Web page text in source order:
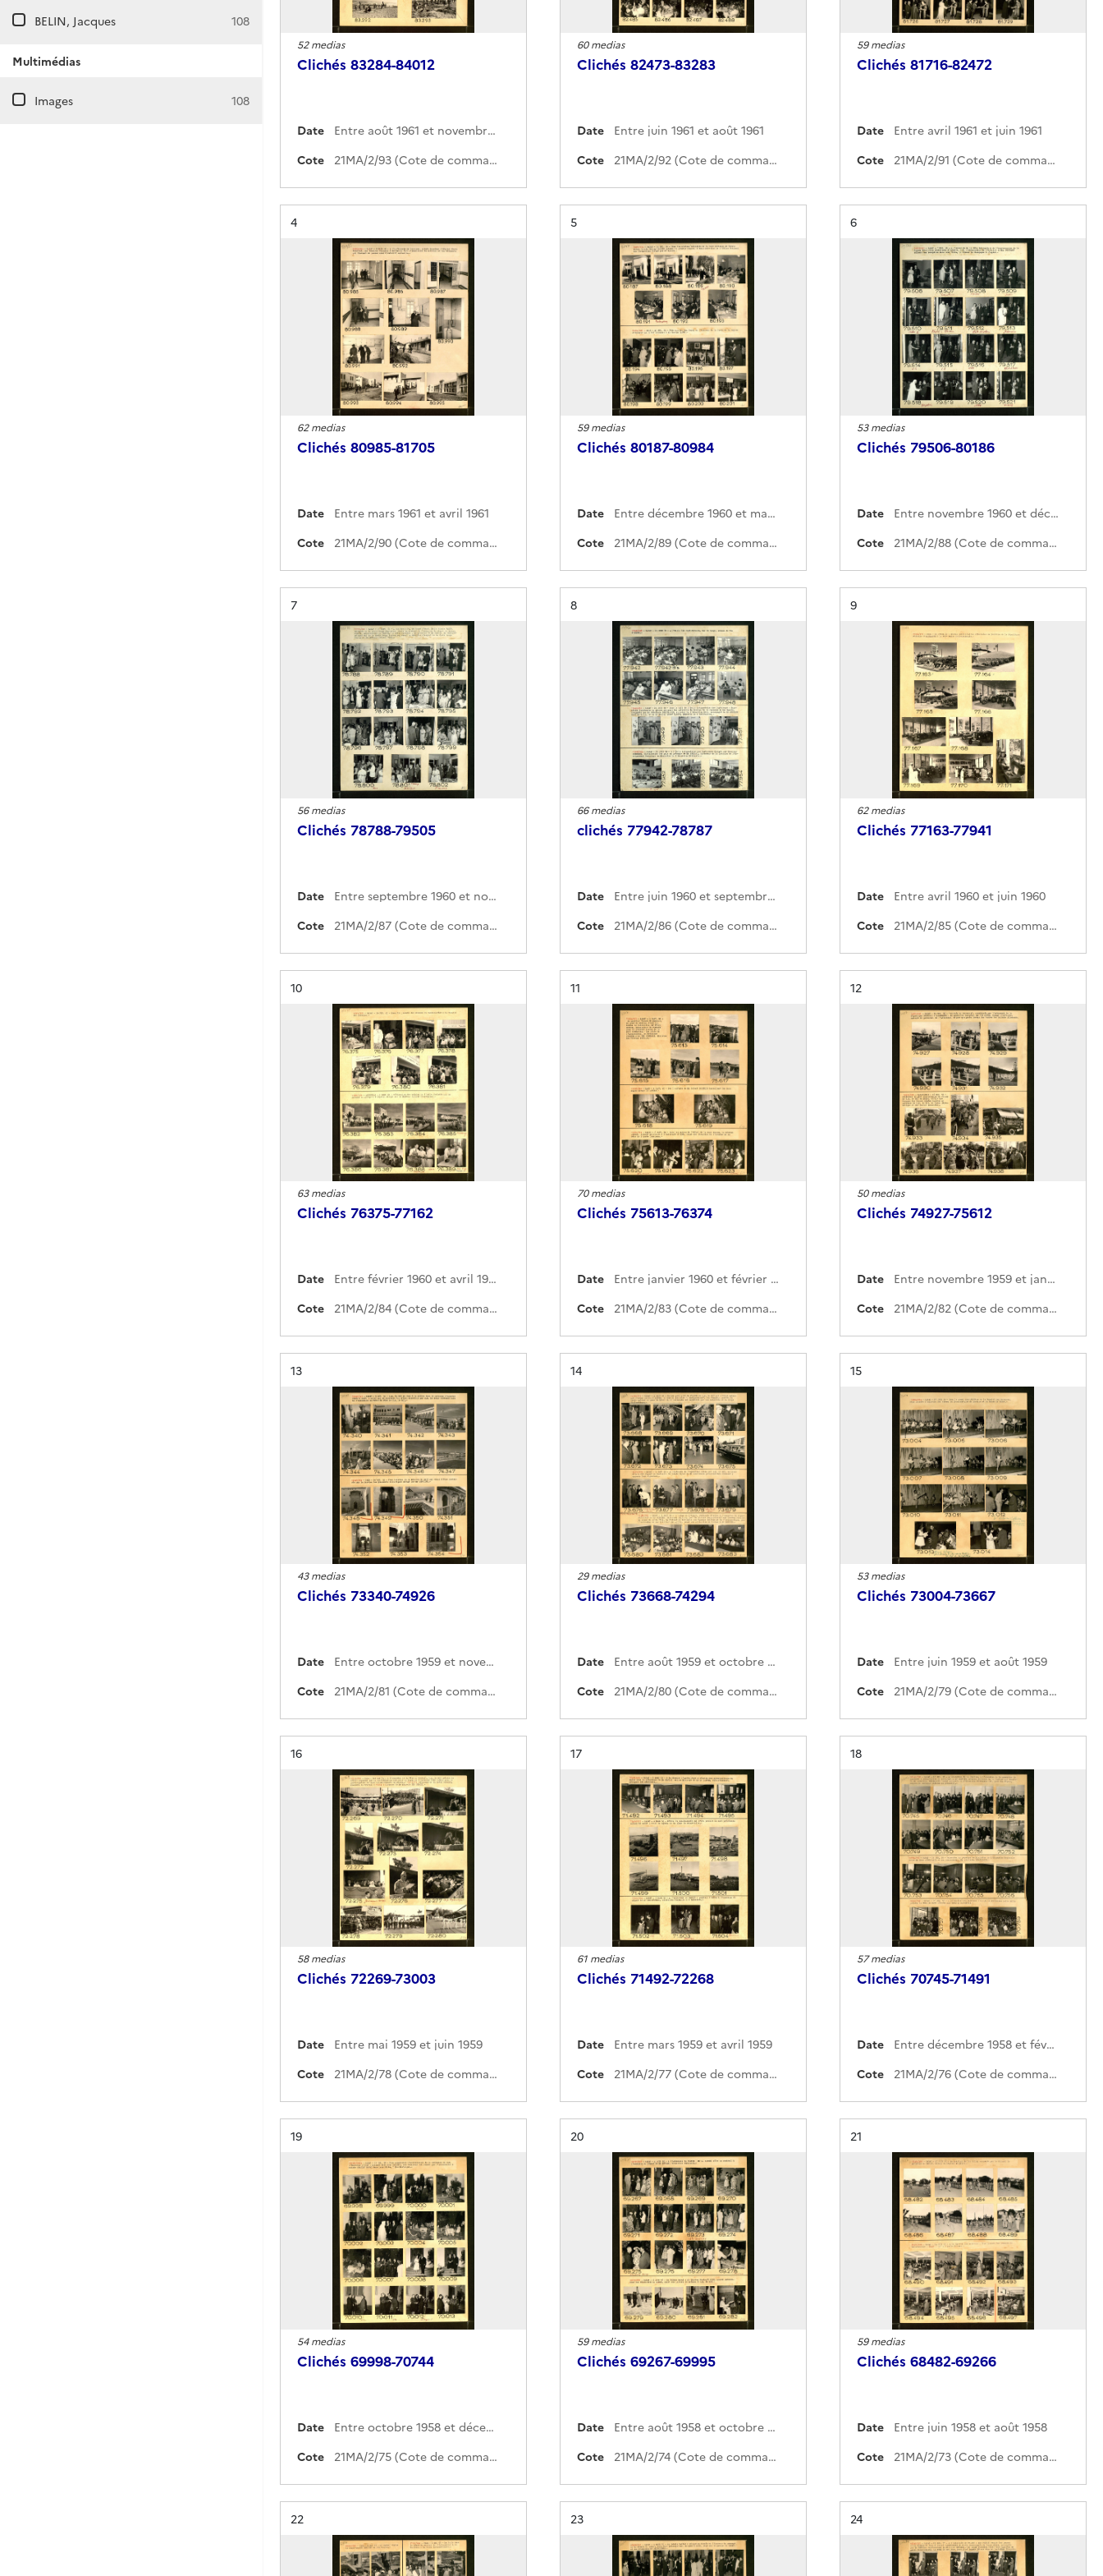
BELIN, Jacques 108
Multimédias
Images 108
52 medias
Clichés 83284-84012
Date
Entre août 1961 et novembre 1961
Cote
21MA/2/93 (Cote de commande)
60 medias
Clichés 82473-83283
Date
Entre juin 1961 et août 1961
Cote
21MA/2/92 (Cote de commande)
59 medias
Clichés 81716-82472
Date
Entre avril 1961 et juin 1961
Cote
21MA/2/91 (Cote de commande)
Résultat n°
4
62 medias
Clichés 80985-81705
Date
Entre mars 1961 et avril 1961
Cote
21MA/2/90 (Cote de commande)
Résultat n°
5
59 medias
Clichés 80187-80984
Date
Entre décembre 1960 et mars 1961
Cote
21MA/2/89 (Cote de commande)
Résultat n°
6
53 medias
Clichés 79506-80186
Date
Entre novembre 1960 et décembre 1960
Cote
21MA/2/88 (Cote de commande)
Résultat n°
7
56 medias
Clichés 78788-79505
Date
Entre septembre 1960 et novembre 1960
Cote
21MA/2/87 (Cote de commande)
Résultat n°
8
66 medias
clichés 77942-78787
Date
Entre juin 1960 et septembre 1960
Cote
21MA/2/86 (Cote de commande)
Résultat n°
9
62 medias
Clichés 77163-77941
Date
Entre avril 1960 et juin 1960
Cote
21MA/2/85 (Cote de commande)
Résultat n°
10
63 medias
Clichés 76375-77162
Date
Entre février 1960 et avril 1960
Cote
21MA/2/84 (Cote de commande)
Résultat n°
11
70 medias
Clichés 75613-76374
Date
Entre janvier 1960 et février 1960
Cote
21MA/2/83 (Cote de commande)
Résultat n°
12
50 medias
Clichés 74927-75612
Date
Entre novembre 1959 et janvier 1960
Cote
21MA/2/82 (Cote de commande)
Résultat n°
13
43 medias
Clichés 73340-74926
Date
Entre octobre 1959 et novembre 1959
Cote
21MA/2/81 (Cote de commande)
Résultat n°
14
29 medias
Clichés 73668-74294
Date
Entre août 1959 et octobre 1959
Cote
21MA/2/80 (Cote de commande)
Résultat n°
15
53 medias
Clichés 73004-73667
Date
Entre juin 1959 et août 1959
Cote
21MA/2/79 (Cote de commande)
Résultat n°
16
58 medias
Clichés 72269-73003
Date
Entre mai 1959 et juin 1959
Cote
21MA/2/78 (Cote de commande)
Résultat n°
17
61 medias
Clichés 71492-72268
Date
Entre mars 1959 et avril 1959
Cote
21MA/2/77 (Cote de commande)
Résultat n°
18
57 medias
Clichés 70745-71491
Date
Entre décembre 1958 et février 1959
Cote
21MA/2/76 (Cote de commande)
Résultat n°
19
54 medias
Clichés 69998-70744
Date
Entre octobre 1958 et décembre 1958
Cote
21MA/2/75 (Cote de commande)
Résultat n°
20
59 medias
Clichés 69267-69995
Date
Entre août 1958 et octobre 1958
Cote
21MA/2/74 (Cote de commande)
Résultat n°
21
59 medias
Clichés 68482-69266
Date
Entre juin 1958 et août 1958
Cote
21MA/2/73 (Cote de commande)
Résultat n°
22 Résultat n°
23 Résultat n°
24